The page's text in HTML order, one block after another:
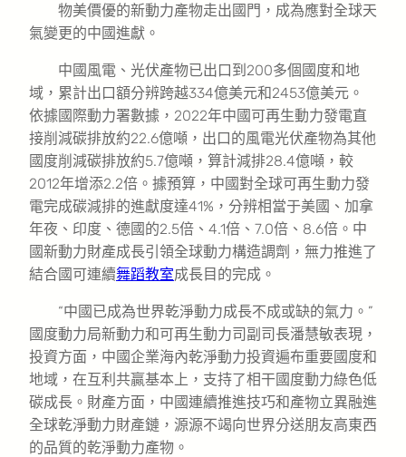
物美價優的新動力產物走出國門，成為應對全球天
氣變更的中國進獻。
中國風電、光伏產物已出口到200多個國度和地
域，累計出口額分辨跨越334億美元和2453億美元。
依據國際動力署數據，2022年中國可再生動力發電直
接削減碳排放約22.6億噸，出口的風電光伏產物為其他
國度削減碳排放約5.7億噸，算計減排28.4億噸，較
2012年增添2.2倍。據預算，中國對全球可再生動力發
電完成碳減排的進獻度達41%，分辨相當于美國、加拿
年夜、印度、德國的2.5倍、4.1倍、7.0倍、8.6倍。中
國新動力財產成長引領全球動力構造調劑，無力推進了
結合國可連續舞蹈教室成長目的完成。
“中國已成為世界乾淨動力成長不成或缺的氣力。”
國度動力局新動力和可再生動力司副司長潘慧敏表現，
投資方面，中國企業海內乾淨動力投資遍布重要國度和
地域，在互利共贏基本上，支持了相干國度動力綠色低
碳成長。財產方面，中國連續推進技巧和產物立異融進
全球乾淨動力財產鏈，源源不竭向世界分送朋友高東西
的品質的乾淨動力產物。